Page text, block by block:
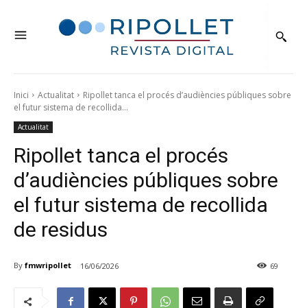
Inici Actualitat
Ripollet tanca el procés d’audiències públiques sobre
el futur sistema de recollida...
Actualitat
Ripollet tanca el procés
d’audiències públiques sobre
el futur sistema de recollida
de residus
By fmwripollet 16/06/2026 69